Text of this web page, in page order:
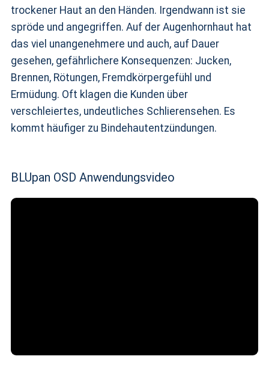
trockener Haut an den Händen. Irgendwann ist sie
spröde und angegriffen. Auf der Augenhornhaut hat
das viel unangenehmere und auch, auf Dauer
gesehen, gefährlichere Konsequenzen: Jucken,
Brennen, Rötungen, Fremdkörpergefühl und
Ermüdung. Oft klagen die Kunden über
verschleiertes, undeutliches Schlierensehen. Es
kommt häufiger zu Bindehautentzündungen.
BLUpan OSD Anwendungsvideo